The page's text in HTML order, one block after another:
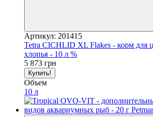
Артикул: 201415
Tetra CICHLID XL Flakes - корм для
хлопья - 10 л %
5 873 грн
Купить!
Объем
10 л